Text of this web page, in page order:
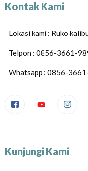
Kontak Kami
Lokasi kami : Ruko
Telpon : 0856-3661-
Whatsapp : 0856-
Kunjungi Kami